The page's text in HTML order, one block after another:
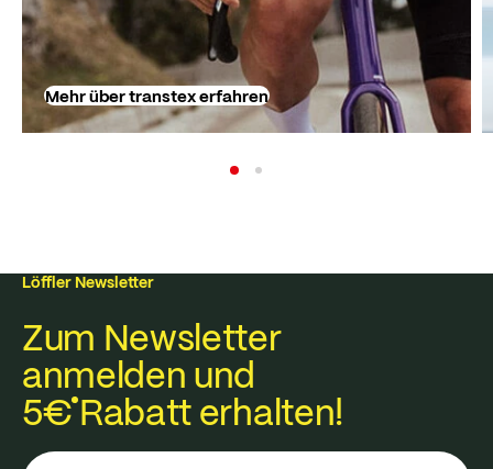
Mehr über transtex erfahren
Löffler Newsletter
Zum Newsletter
anmelden und
5€Rabatt erhalten!